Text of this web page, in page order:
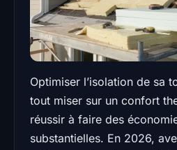
Optimiser l’isolation de sa
tout miser sur un confort
réussir à faire des
substantielles. En 2026,